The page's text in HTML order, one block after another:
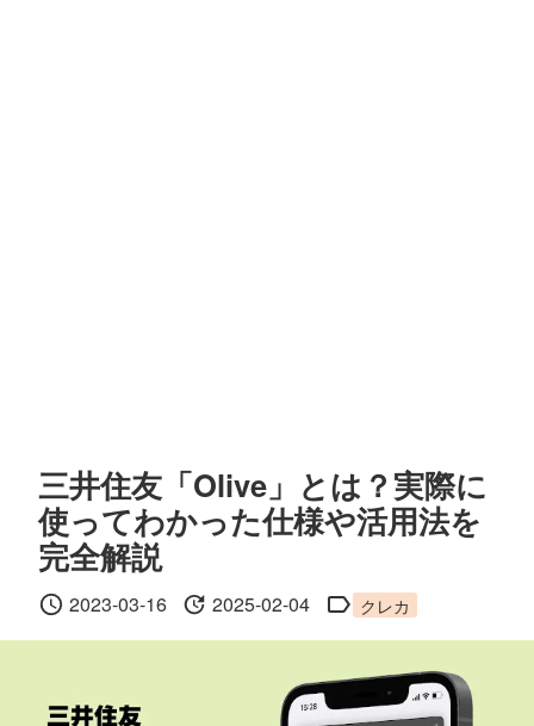
三井住友「Olive」とは？実際に
使ってわかった仕様や活用法を
完全解説
2023-03-16 2025-02-04 クレカ